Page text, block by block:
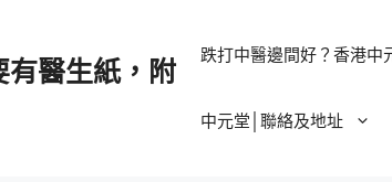
有醫生紙，附
跌打中醫邊間好？香港中
中元堂│聯絡及地址